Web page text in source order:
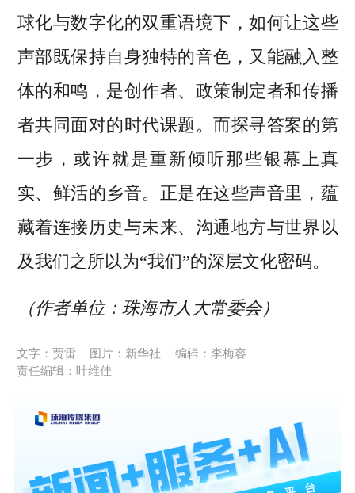
球化与数字化的双重语境下，如何让这些
声部既保持自身独特的音色，又能融入整
体的和鸣，是创作者、政策制定者和传播
者共同面对的时代课题。而探寻答案的第
一步，或许就是重新倾听那些银幕上真
实、鲜活的乡音。正是在这些声音里，蕴
藏着连接历史与未来、沟通地方与世界以
及我们之所以为“我们”的深层文化密码。
（作者单位：珠海市人大常委会）
文字：贾雷 图片：新华社
编辑：李梅容
责任编辑：叶维佳